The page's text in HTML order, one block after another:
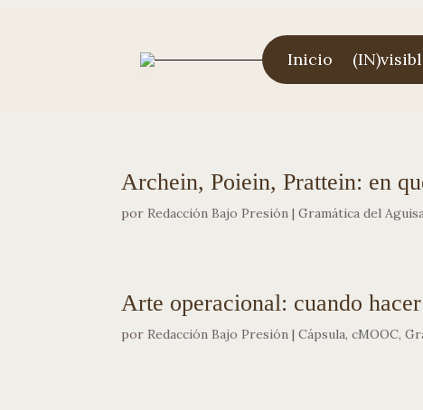
Inicio
Archein, Poiein, Prattein: en
por Redacción Bajo Presión |Gramática del
Arte operacional: cuando
por Redacción Bajo Presión |Cápsula,cMOOC,